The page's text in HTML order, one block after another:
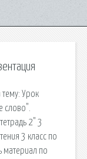
тему: Урок
слово".
2" 3
3 класс по
материал по